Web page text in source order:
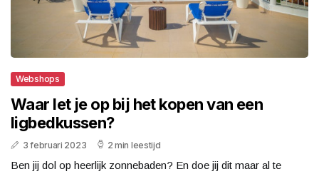
Webshops
Waar let je op bij het kopen van een
ligbedkussen?
3 februari 2023 2 min leestijd
Ben jij dol op heerlijk zonnebaden? En doe jij dit maar al te